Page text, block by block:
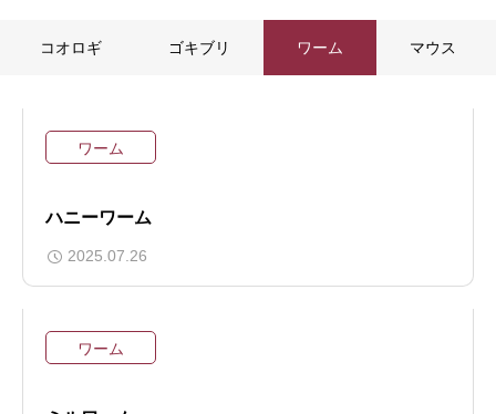
コオロギ ゴキブリ ワーム マウス
ワーム
ハニーワーム
2025.07.26
ワーム